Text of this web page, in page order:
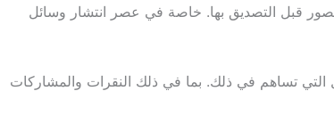
قبل التصديق بها. خاصة في عصر انتشار وسائل
التي تساهم في ذلك. بما في ذلك النقرات والمشاركات